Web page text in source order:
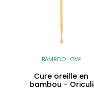
BAMBOO LOVE
Cure oreille en
bambou - Oriculi